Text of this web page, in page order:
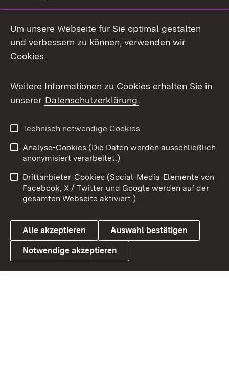
Mastodon
Messenger
Social Wall
X / Twitter
Youtube
Link zum Landesportal
Benutzungshinweise
Barrierefreiheit
Datenschutz
Cookies
Um unsere Webseite für Sie optimal gestalten
und verbessern zu können, verwenden wir
Cookies.
Weitere Informationen zu Cookies erhalten Sie in
unserer Datenschutzerklärung.
Technisch notwendige Cookies
Analyse-Cookies (Die Daten werden ausschließlich
anonymisiert verarbeitet.)
Drittanbieter-Cookies (Social-Media-Elemente von
Facebook, X / Twitter und Google werden auf der
gesamten Webseite aktiviert.)
Alle akzeptieren Auswahl bestätigen
Notwendige akzeptieren